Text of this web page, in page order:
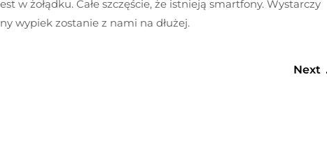
w żołądku. Całe szczęście, że istnieją smartfony. Wystarczy
wypiek zostanie z nami na dłużej.
Next